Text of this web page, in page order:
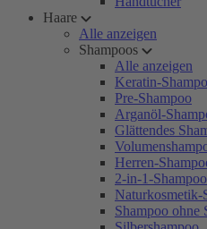
Haare
Alle anzeigen
Shampoos
Alle anzeigen
Keratin-
Pre-Shampoo
Arganöl-
Glättendes
Herren-
2-in-1-
Naturkosmetik-
Shampoo